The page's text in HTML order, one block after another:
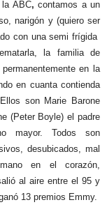
la ABC, contamos a un
narigón y (quiero ser
con una semi frígida
la familia de
en la
en cuanta contienda
son Marie Barone
(Peter Boyle) el padre
mayor. Todos son
desubicados, mal
en el corazón,
al aire entre el 95 y
13 premios Emmy.